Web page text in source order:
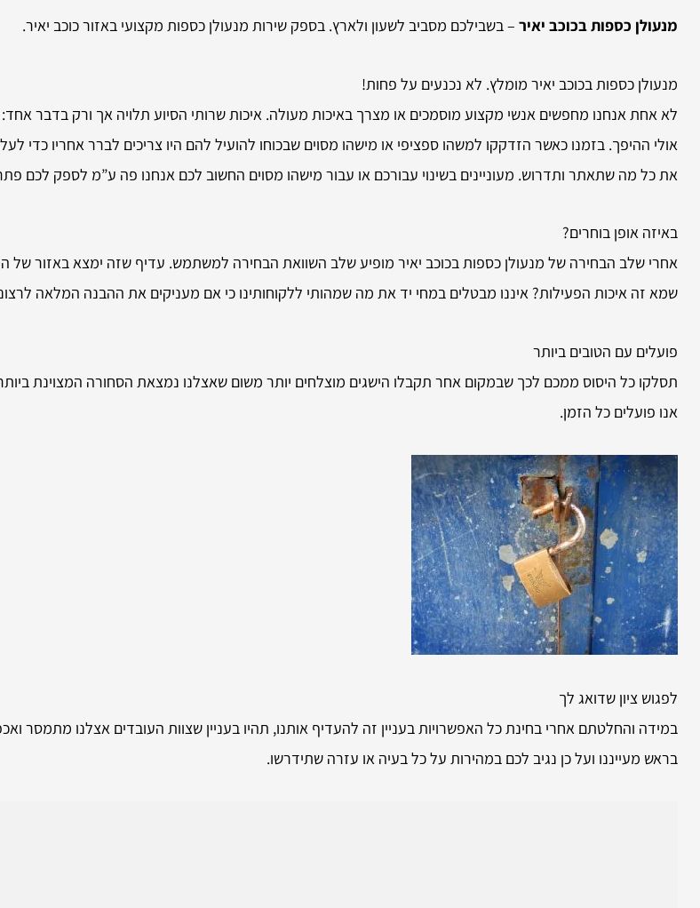
מנעולן כספות בכוכב יאיר – בשבילכם מסביב לשעון ולארץ. בספק שירות מנעולן כספות מקצועי באזור כוכב יאיר.
מנעולן כספות בכוכב יאיר מומלץ. לא נכנעים על פחות!
לא אחת אנחנו מחפשים אנשי מקצוע מוסמכים או מצרך באיכות מעולה. איכות שרותי הסיוע תלויה אך ורק בדבר
אולי ההיפך. בזמנו כאשר הזדקקו למשהו ספציפי או מישהו מסוים שבכוחו להועיל להם היו צריכים לברר אחריו כדי
את כל מה שתאתר ותדרוש. מעוניינים בשינוי עבורכם או עבור מישהו מסוים החשוב לכם אנחנו פה ע”מ לספק לכם
באיזה אופן בוחרים?
אחרי שלב הבחירה של מנעולן כספות בכוכב יאיר מופיע שלב השוואת הבחירה למשתמש. עדיף שזה ימצא באזור של
שמא זה איכות הפעילות? איננו מבטלים במחי יד את מה שמהותי ללקוחותינו כי אם מעניקים את ההבנה המלאה
פועלים עם הטובים ביותר
תסלקו כל היסוס ממכם לכך שבמקום אחר תקבלו הישגים מוצלחים יותר משום שאצלנו נמצאת הסחורה המצוינת ביותר.
אנו פועלים כל הזמן.
לפגוש ציון שדואג לך
במידה והחלטתם אחרי בחינת כל האפשרויות בעניין זה להעדיף אותנו, תהיו בעניין שצוות העובדים אצלנו מתמסר
בראש מעייננו ועל כן נגיב לכם במהירות על כל בעיה או עזרה שתידרשו.